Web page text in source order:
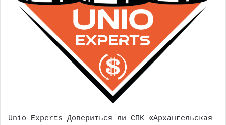
Unio Experts Довериться ли СПК «Архангельская